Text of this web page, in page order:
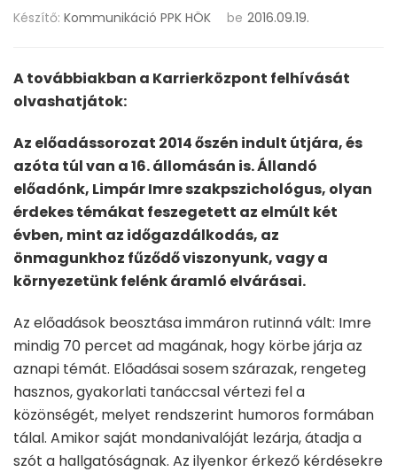
Készítő: Kommunikáció PPK HÖK be 2016.09.19.
A továbbiakban a Karrierközpont felhívását
olvashatjátok:
Az előadássorozat 2014 őszén indult útjára, és
azóta túl van a 16. állomásán is. Állandó
előadónk, Limpár Imre szakpszichológus, olyan
érdekes témákat feszegetett az elmúlt két
évben, mint az időgazdálkodás, az
önmagunkhoz fűződő viszonyunk, vagy a
környezetünk felénk áramló elvárásai.
Az előadások beosztása immáron rutinná vált: Imre
mindig 70 percet ad magának, hogy körbe járja az
aznapi témát. Előadásai sosem szárazak, rengeteg
hasznos, gyakorlati tanáccsal vértezi fel a
közönségét, melyet rendszerint humoros formában
tálal. Amikor saját mondanivalóját lezárja, átadja a
szót a hallgatóságnak. Az ilyenkor érkező kérdésekre